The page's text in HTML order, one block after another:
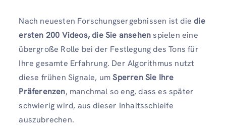
Nach neuesten Forschungsergebnissen ist diedie
ersten 200 Videos, die Sie ansehenspielen eine
übergroße Rolle bei der Festlegung des Tons für
Ihre gesamte Erfahrung. Der Algorithmus nutzt
diese frühen Signale, umSperren Sie Ihre
Präferenzen, manchmal so eng, dass es später
schwierig wird, aus dieser Inhaltsschleife
auszubrechen.